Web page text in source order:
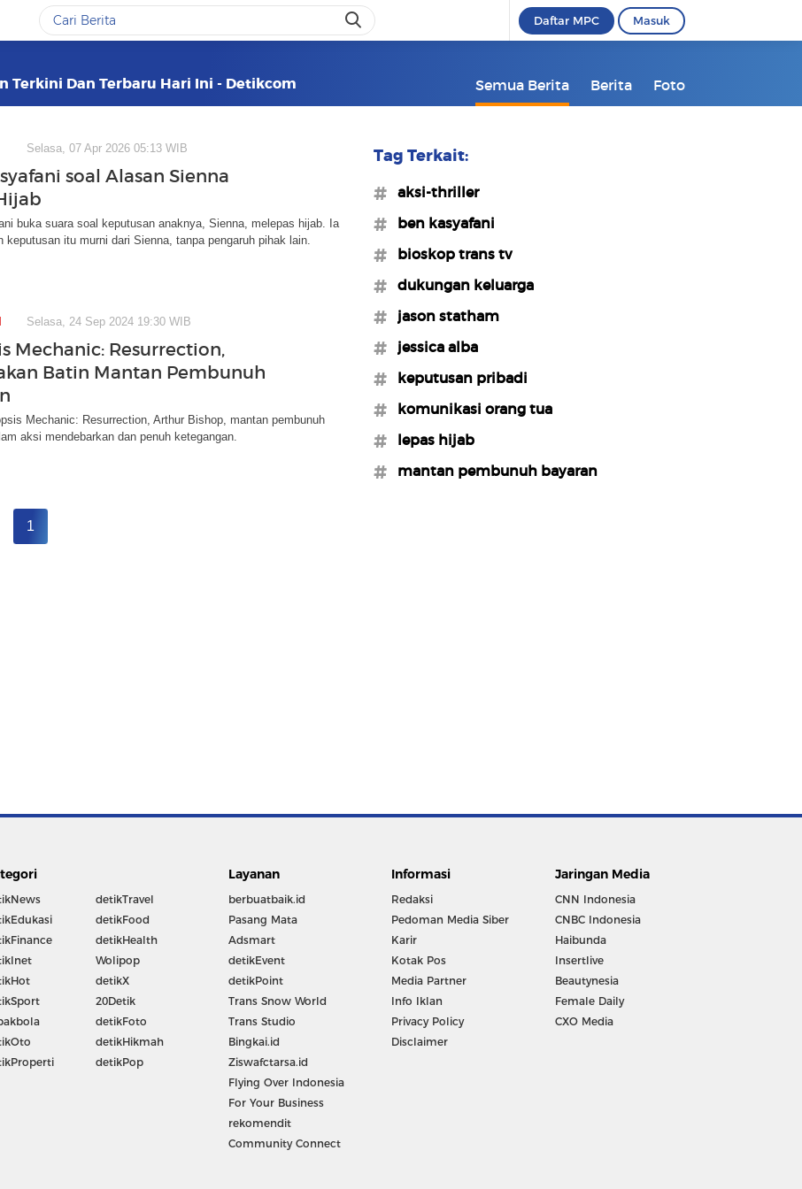
Daftar MPC Masuk
Terkini Dan Terbaru Hari Ini - Detikcom Semua Berita Berita Foto
Selasa, 07 Apr 2026 05:13 WIB
soal Alasan Sienna
buka suara soal keputusan anaknya, Sienna, melepas hijab. Ia
keputusan itu murni dari Sienna, tanpa pengaruh pihak lain.
Selasa, 24 Sep 2024 19:30 WIB
Mechanic: Resurrection,
Batin Mantan Pembunuh
Mechanic: Resurrection, Arthur Bishop, mantan pembunuh
aksi mendebarkan dan penuh ketegangan.
1
Tag Terkait:
#aksi-thriller
#ben kasyafani
#bioskop trans tv
#dukungan keluarga
#jason statham
#jessica alba
#keputusan pribadi
#komunikasi orang tua
#lepas hijab
#mantan pembunuh bayaran
detikTravel
detikFood
detikHealth
Wolipop
detikX
20Detik
detikFoto
detikHikmah
detikPop
Layanan
berbuatbaik.id
Pasang Mata
Adsmart
detikEvent
detikPoint
Trans Snow World
Trans Studio
Bingkai.id
Ziswafctarsa.id
Flying Over Indonesia
For Your Business
rekomendit
Community Connect
Informasi
Redaksi
Pedoman Media Siber
Karir
Kotak Pos
Media Partner
Info Iklan
Privacy Policy
Disclaimer
Jaringan Media
CNN Indonesia
CNBC Indonesia
Haibunda
Insertlive
Beautynesia
Female Daily
CXO Media